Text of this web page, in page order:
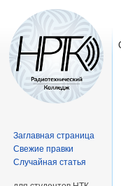
Заглавная страница
Свежие правки
Случайная статья